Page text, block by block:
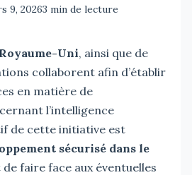
9, 20263 min de lecture
Royaume-Uni, ainsi que de
collaborent afin d’établir
en matière de
l’intelligence
de cette initiative est
sécurisé dans le
de faire face aux éventuelles